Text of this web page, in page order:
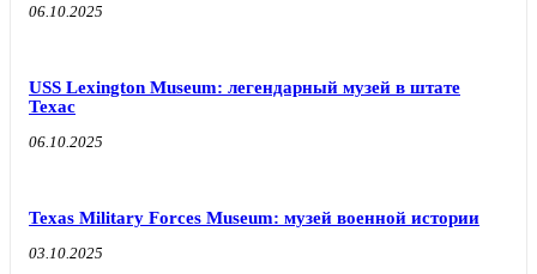
06.10.2025
USS Lexington Museum: легендарный музей в штате
Техас
06.10.2025
Texas Military Forces Museum: музей военной истории
03.10.2025